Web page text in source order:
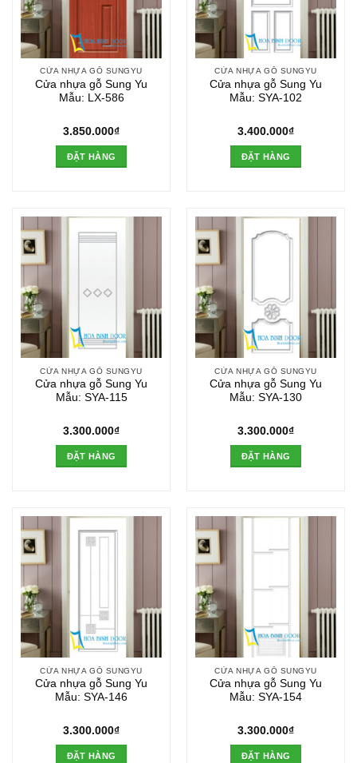
CỬA NHỰA GỖ SUNGYU
Cửa nhựa gỗ Sung Yu
Mẫu: LX-586
3.850.000₫
ĐẶT HÀNG
CỬA NHỰA GỖ SUNGYU
Cửa nhựa gỗ Sung Yu
Mẫu: SYA-102
3.400.000₫
ĐẶT HÀNG
CỬA NHỰA GỖ SUNGYU
Cửa nhựa gỗ Sung Yu
Mẫu: SYA-115
3.300.000₫
ĐẶT HÀNG
CỬA NHỰA GỖ SUNGYU
Cửa nhựa gỗ Sung Yu
Mẫu: SYA-130
3.300.000₫
ĐẶT HÀNG
CỬA NHỰA GỖ SUNGYU
Cửa nhựa gỗ Sung Yu
Mẫu: SYA-146
3.300.000₫
ĐẶT HÀNG
CỬA NHỰA GỖ SUNGYU
Cửa nhựa gỗ Sung Yu
Mẫu: SYA-154
3.300.000₫
ĐẶT HÀNG